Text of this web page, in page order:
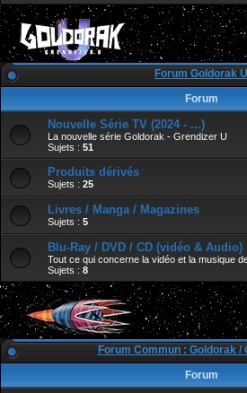
Forum Goldorak U
Forum
Nouvelle Série TV (2024 - ...)
La nouvelle série Goldorak - Grendizer U
Sujets : 51
Produits dérivés
Sujets : 25
Livres / Manga / Magazines
Sujets : 5
Blu-Ray / DVD / CD (vidéo & Audio)
Tout ce qui concerne la vidéo et la musique
Sujets : 8
Forum Commun : Goldorak /
Forum